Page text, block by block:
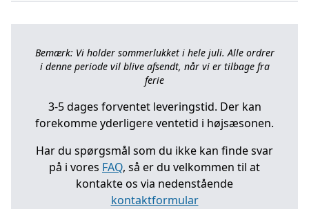
Bemærk: Vi holder sommerlukket i hele juli. Alle ordrer
i denne periode vil blive afsendt, når vi er tilbage fra
ferie
3-5 dages forventet leveringstid. Der kan
forekomme yderligere ventetid i højsæsonen.
Har du spørgsmål som du ikke kan finde svar
på i vores FAQ, så er du velkommen til at
kontakte os via nedenstående
kontaktformular